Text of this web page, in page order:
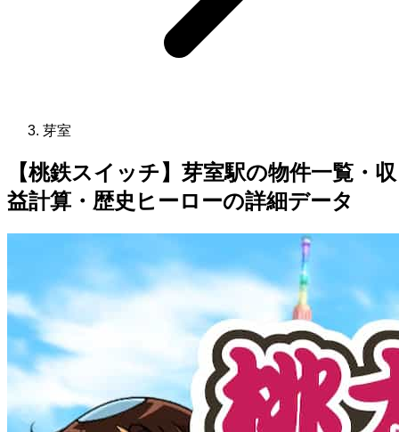
芽室
【桃鉄スイッチ】芽室駅の物件一覧・収
益計算・歴史ヒーローの詳細データ